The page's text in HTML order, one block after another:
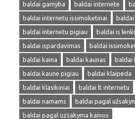
baldai gamyba
baldai internete
baldai internetu issimoketinai
baldai internetu pigiau
baldai is
baldai ispardavimas
baldai
baldai kaina
baldai kaunas
baldai
baldai kaune pigiau
baldai klaipeda
baldai klasikiniai
baldai lt internetu
baldai namams
baldai pagal
baldai pagal uzsakyma kainos